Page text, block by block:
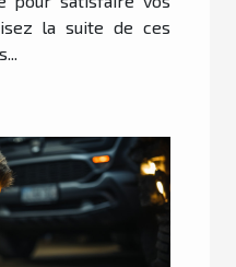
la suite de ces